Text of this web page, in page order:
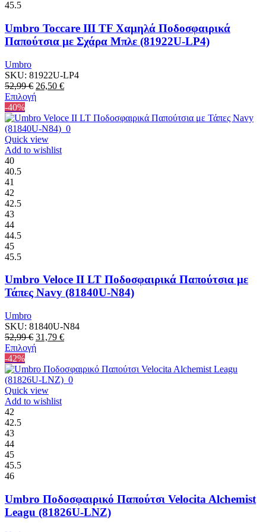
45.5
Umbro Toccare III TF Χαμηλά Ποδοσφαιρικά
Παπούτσια με Σχάρα Μπλε (81922U-LP4)
Umbro
SKU: 81922U-LP4
52,99€ Original
price
52,99 €.
26,50 €Η
είναι:
26,50 €.
ΕπιλογήΑυτό
προϊόν
έχει
πολλαπλές
παραλλαγές.
-40%
Quick view
Add to wishlist
40
40.5
41
42
42.5
43
44
44.5
45
45.5
Umbro Veloce II LT Ποδοσφαιρικά Παπούτσια με
Τάπες Navy (81840U-N84)
Umbro
SKU: 81840U-N84
52,99€ Original
price
52,99 €.
31,79 €Η
είναι:
31,79 €.
ΕπιλογήΑυτό
προϊόν
έχει
πολλαπλές
παραλλαγές.
προϊόντος
-42%
Quick view
Add to wishlist
42
42.5
43
44
45
45.5
46
Umbro Ποδοσφαιρικό Παπούτσι Velocita Alchemist
Leagu (81826U-LNZ)